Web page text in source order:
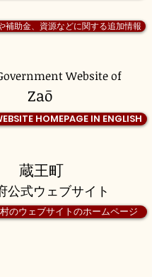
Website of
Zaō
補助金、資源などに関する追加情報
HOMEPAGE IN ENGLISH
蔵王町
のウェブサイトのホームページ
公式ウェブサイト